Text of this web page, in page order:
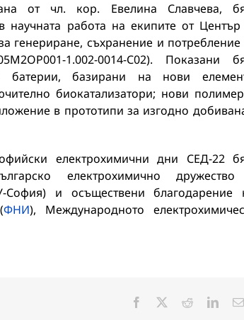
от чл. кор. Евелина Славчева,
научната работа на екипите от Център
генериране, съхранение и потребление
1.002-0014-С02). Показани
батерии, базирани на нови
биокатализатори; нови
в прототипи за изгодно
електрохимични дни СЕД-22
електрохимично
София) и осъществени благодарение
ФНИ), Международното
Facebook Reddit